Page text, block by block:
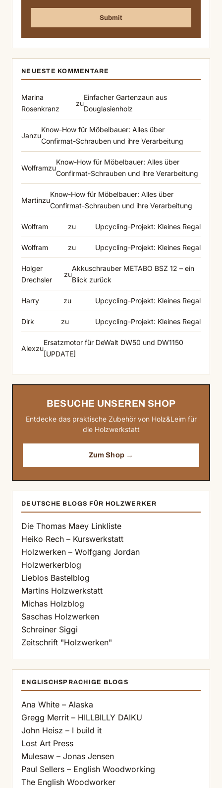
NEUESTE KOMMENTARE
Marina
Rosenkranz
zu
Einfacher Gartenzaun aus
Douglasienholz
Janzu
Know-How für Möbelbauer: Alles über
Confirmat-Schrauben und ihre Verarbeitung
Wolframzu
Know-How für Möbelbauer: Alles über
Confirmat-Schrauben und ihre Verarbeitung
Martinzu
Know-How für Möbelbauer: Alles über
Confirmat-Schrauben und ihre Verarbeitung
Wolfram zu Upcycling-Projekt: Kleines Regal
Wolfram zu Upcycling-Projekt: Kleines Regal
Holger
Drechsler
zu
Akkuschrauber METABO BSZ 12 – ein
Blick zurück
Harry zu Upcycling-Projekt: Kleines Regal
Dirk zu Upcycling-Projekt: Kleines Regal
Alexzu
Ersatzmotor für DeWalt DW50 und DW1150
[UPDATE]
BESUCHE UNSEREN SHOP
Entdecke das praktische Zubehör von Holz&Leim für
die Holzwerkstatt
Zum Shop →
DEUTSCHE BLOGS FÜR HOLZWERKER
Die Thomas Maey Linkliste
Heiko Rech – Kurswerkstatt
Holzwerken – Wolfgang Jordan
Holzwerkerblog
Lieblos Bastelblog
Martins Holzwerkstatt
Michas Holzblog
Saschas Holzwerken
Schreiner Siggi
Zeitschrift "Holzwerken"
ENGLISCHSPRACHIGE BLOGS
Ana White – Alaska
Gregg Merrit – HILLBILLY DAIKU
John Heisz – I build it
Lost Art Press
Mulesaw – Jonas Jensen
Paul Sellers – English Woodworking
The English Woodworker